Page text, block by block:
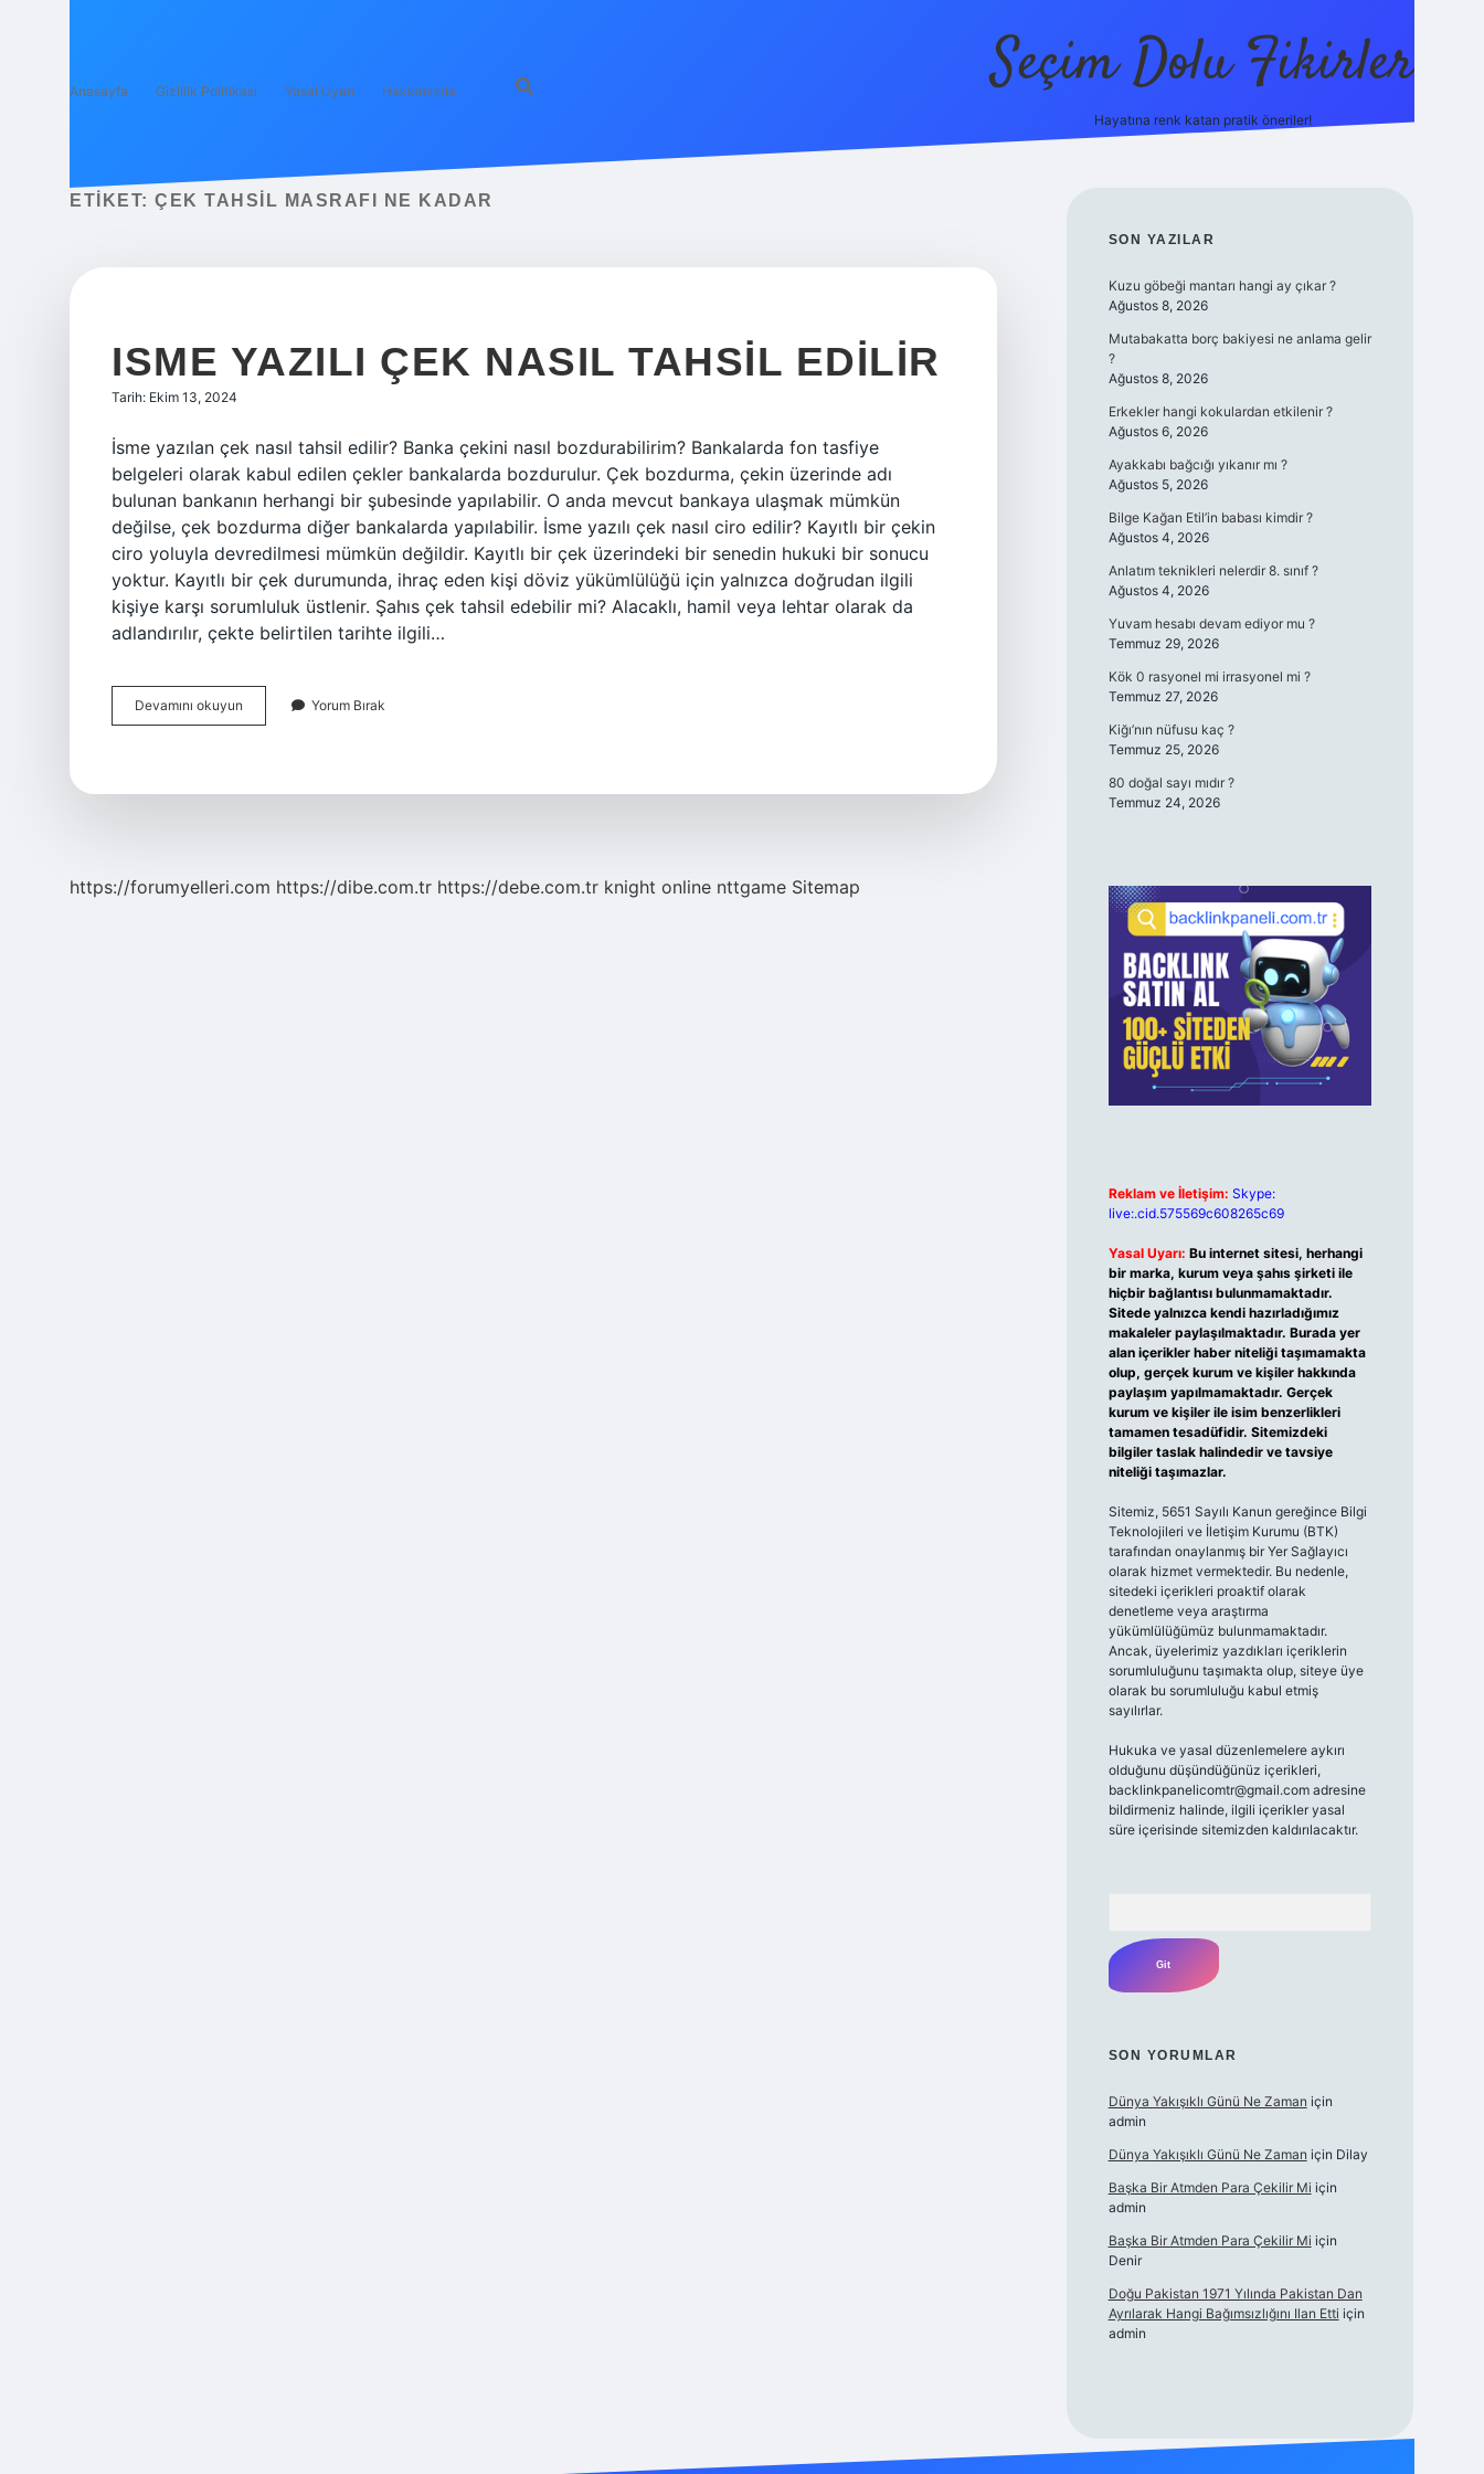
Anasayfa Gizlilik Politikası Yasal Uyarı Hakkımızda Seçim Dolu Fikirler
Hayatına renk katan pratik öneriler!
ETIKET: ÇEK TAHSIL MASRAFI NE KADAR
ISME YAZILI ÇEK NASIL TAHSIL EDILIR
Tarih: Ekim 13, 2024
İsme yazılan çek nasıl tahsil edilir? Banka çekini nasıl bozdurabilirim? Bankalarda fon tasfiye
belgeleri olarak kabul edilen çekler bankalarda bozdurulur. Çek bozdurma, çekin üzerinde adı
bulunan bankanın herhangi bir şubesinde yapılabilir. O anda mevcut bankaya ulaşmak mümkün
değilse, çek bozdurma diğer bankalarda yapılabilir. İsme yazılı çek nasıl ciro edilir? Kayıtlı bir çekin
ciro yoluyla devredilmesi mümkün değildir. Kayıtlı bir çek üzerindeki bir senedin hukuki bir sonucu
yoktur. Kayıtlı bir çek durumunda, ihraç eden kişi döviz yükümlülüğü için yalnızca doğrudan ilgili
kişiye karşı sorumluluk üstlenir. Şahıs çek tahsil edebilir mi? Alacaklı, hamil veya lehtar olarak da
adlandırılır, çekte belirtilen tarihte ilgili…
Devamını okuyun
Yazılı
Yorum Bırak
https://forumyelleri.com https://dibe.com.tr https://debe.com.tr knight online nttgame Sitemap
SIDEBAR
SON YAZILAR
Kuzu göbeği mantarı hangi ay çıkar ?
Ağustos 8, 2026
Mutabakatta borç bakiyesi ne anlama gelir
?
Ağustos 8, 2026
Erkekler hangi kokulardan etkilenir ?
Ağustos 6, 2026
Ayakkabı bağcığı yıkanır mı ?
Ağustos 5, 2026
Bilge Kağan Etil’in babası kimdir ?
Ağustos 4, 2026
Anlatım teknikleri nelerdir 8. sınıf ?
Ağustos 4, 2026
Yuvam hesabı devam ediyor mu ?
Temmuz 29, 2026
Kök 0 rasyonel mi irrasyonel mi ?
Temmuz 27, 2026
Kiğı’nın nüfusu kaç ?
Temmuz 25, 2026
80 doğal sayı mıdır ?
Temmuz 24, 2026
Reklam ve İletişim: Skype:
live:.cid.575569c608265c69
Yasal Uyarı: Bu internet sitesi, herhangi
bir marka, kurum veya şahıs şirketi ile
hiçbir bağlantısı bulunmamaktadır.
Sitede yalnızca kendi hazırladığımız
makaleler paylaşılmaktadır. Burada yer
alan içerikler haber niteliği taşımamakta
olup, gerçek kurum ve kişiler hakkında
paylaşım yapılmamaktadır. Gerçek
kurum ve kişiler ile isim benzerlikleri
tamamen tesadüfidir. Sitemizdeki
bilgiler taslak halindedir ve tavsiye
niteliği taşımazlar.
Sitemiz, 5651 Sayılı Kanun gereğince Bilgi
Teknolojileri ve İletişim Kurumu (BTK)
tarafından onaylanmış bir Yer Sağlayıcı
olarak hizmet vermektedir. Bu nedenle,
sitedeki içerikleri proaktif olarak
denetleme veya araştırma
yükümlülüğümüz bulunmamaktadır.
Ancak, üyelerimiz yazdıkları içeriklerin
sorumluluğunu taşımakta olup, siteye üye
olarak bu sorumluluğu kabul etmiş
sayılırlar.
Hukuka ve yasal düzenlemelere aykırı
olduğunu düşündüğünüz içerikleri,
backlinkpanelicomtr@gmail.comadresine
bildirmeniz halinde, ilgili içerikler yasal
süre içerisinde sitemizden kaldırılacaktır.
SON YORUMLAR
Dünya Yakışıklı Günü Ne Zaman için
admin
Dünya Yakışıklı Günü Ne Zaman için Dilay
Başka Bir Atmden Para Çekilir Mi için
admin
Başka Bir Atmden Para Çekilir Mi için
Denir
Doğu Pakistan 1971 Yılında Pakistan Dan
Ayrılarak Hangi Bağımsızlığını Ilan Etti için
admin